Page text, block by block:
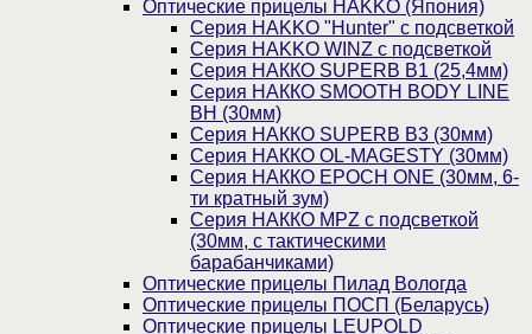
Оптические прицелы HAKKO (Япония)
Cерия HAKKO "Hunter" с подсветкой
Серия НAKKO WINZ с подсветкой
Серия НАККО SUPERB B1 (25,4мм)
Серия НАККО SMOOTH BODY LINE
BH (30мм)
Серия НАККО SUPERB B3 (30мм)
Серия НАККО OL-MAGESTY (30мм)
Серия НАККО EPOCH ONE (30мм, 6-
ти кратный зум)
Серия НАККО MPZ с подсветкой
(30мм, c тактическими
барабанчиками)
Оптические прицелы Пилад Вологда
Оптические прицелы ПОСП (Беларусь)
Оптические прицелы LEUPOLD